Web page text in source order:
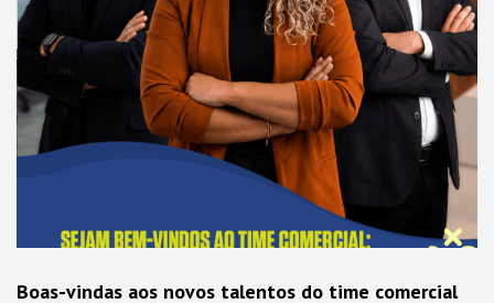
Boas-vindas aos novos talentos do time